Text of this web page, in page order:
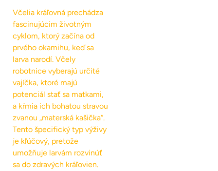
Včelia kráľovná prechádza
fascinujúcim životným
cyklom, ktorý začína od
prvého okamihu, keď sa
larva narodí. Včely
robotnice vyberajú určité
vajíčka, ktoré majú
potenciál stať sa matkami,
a kŕmia ich bohatou stravou
zvanou „materská kašička“.
Tento špecifický typ výživy
je kľúčový, pretože
umožňuje larvám rozvinúť
sa do zdravých kráľovien.